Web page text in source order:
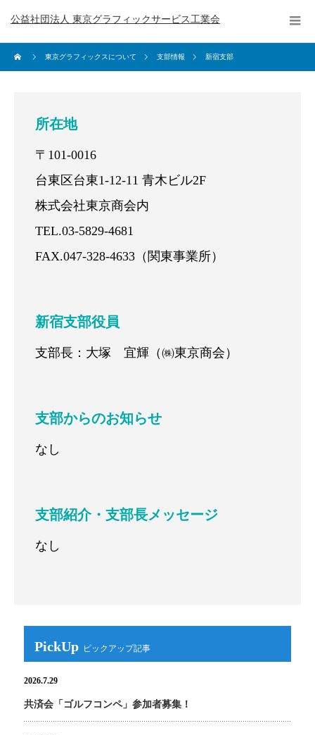
公益社団法人 東京グラフィックサービス工業会
東京グラフィックスについて 支部情報 新宿支部
所在地
〒101-0016
台東区台東1-12-11 青木ビル2F
株式会社東京商会内
TEL.03-5829-4681
FAX.047-328-4633（関東事業所）
新宿支部役員
支部長：大塚 宜輝（㈱東京商会）
支部からのお知らせ
なし
支部紹介・支部長メッセージ
なし
PickUp
2026.7.29
共済会「ゴルフコンペ」参加者募集！